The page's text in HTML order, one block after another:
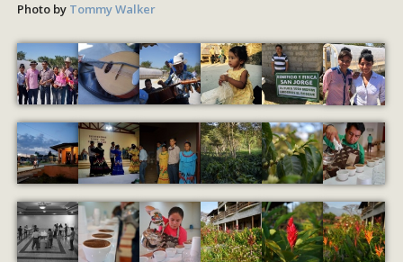
Photo by Tommy Walker